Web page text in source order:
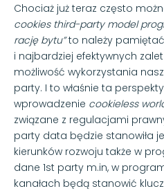
Chociaż już teraz często
cookies third-party model
rację bytu”to należy
i najbardziej efektywnych
możliwość wykorzystania
party. I to właśnie ta
wprowadzenie cookieless
związane z regulacjami
party data będzie stanowiła
kierunków rozwoju także w
dane 1st party m.in, w
kanałach będą stanowić